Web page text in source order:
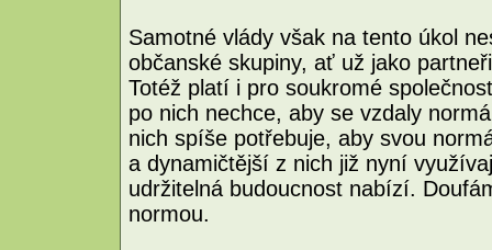
Samotné vlády však na tento úkol
občanské skupiny, ať už jako
Totéž platí i pro soukromé
po nich nechce, aby se vzdaly
nich spíše potřebuje, aby svou
a dynamičtější z nich již nyní
udržitelná budoucnost nabízí.
normou.